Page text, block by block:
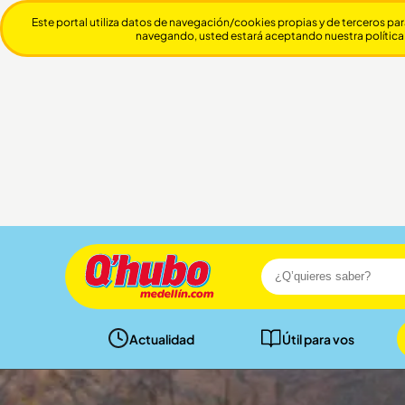
Actualidad Útil para vos
Este portal utiliza datos de navegación/cookies propias y de terceros
navegando, usted estará aceptando nuestra